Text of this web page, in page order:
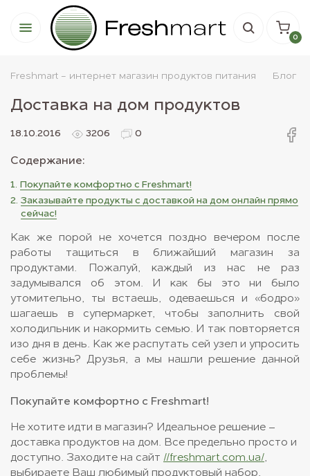
0
Freshmart - интернет магазин продуктов питания Блог
Доставка на дом продуктов
18.10.2016 3206 0
Содержание:
Покупайте комфортно с Freshmart!
Заказывайте продукты с доставкой на дом онлайн прямо
сейчас!
Как же порой не хочется поздно вечером после
работы тащиться в ближайший магазин за
продуктами. Пожалуй, каждый из нас не раз
задумывался об этом. И как бы это ни было
утомительно, ты встаешь, одеваешься и «бодро»
шагаешь в супермаркет, чтобы заполнить свой
холодильник и накормить семью. И так повторяется
изо дня в день. Как же распутать сей узел и упросить
себе жизнь? Друзья, а мы нашли решение данной
проблемы!
Покупайте комфортно с Freshmart!
Не хотите идти в магазин? Идеальное решение –
доставка продуктов на дом. Все предельно просто и
доступно. Заходите на сайт //freshmart.com.ua/,
выбираете Ваш любимый продуктовый набор,